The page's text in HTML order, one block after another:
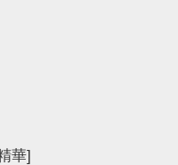
華]